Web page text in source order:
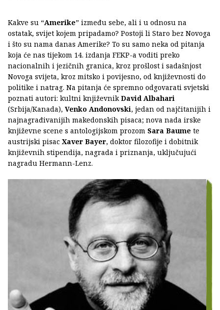
Kakve su “Amerike” između sebe, ali i u odnosu na
ostatak, svijet kojem pripadamo? Postoji li Staro bez Novoga
i što su nama danas Amerike? To su samo neka od pitanja
koja će nas tijekom 14. izdanja FEKP-a voditi preko
nacionalnih i jezičnih granica, kroz prošlost i sadašnjost
Novoga svijeta, kroz mitsko i povijesno, od književnosti do
politike i natrag. Na pitanja će spremno odgovarati svjetski
poznati autori: kultni književnikDavid Albahari
(Srbija/Kanada), Venko Andonovski, jedan od najčitanijih i
najnagrađivanijih makedonskih pisaca; nova nada irske
književne scene s antologijskom prozom Sara Baume te
austrijski pisac Xaver Bayer, doktor filozofije i dobitnik
književnih stipendija, nagrada i priznanja, uključujući
nagradu Hermann-Lenz.